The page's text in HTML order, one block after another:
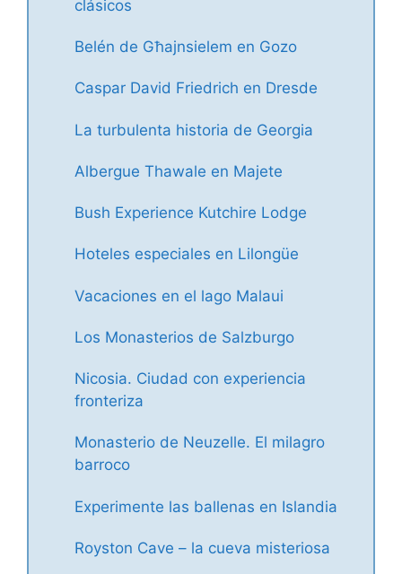
clásicos
Belén de Għajnsielem en Gozo
Caspar David Friedrich en Dresde
La turbulenta historia de Georgia
Albergue Thawale en Majete
Bush Experience Kutchire Lodge
Hoteles especiales en Lilongüe
Vacaciones en el lago Malaui
Los Monasterios de Salzburgo
Nicosia. Ciudad con experiencia
fronteriza
Monasterio de Neuzelle. El milagro
barroco
Experimente las ballenas en Islandia
Royston Cave – la cueva misteriosa